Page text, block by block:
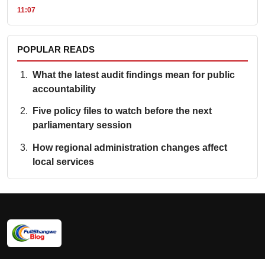
11:07
POPULAR READS
What the latest audit findings mean for public
accountability
Five policy files to watch before the next
parliamentary session
How regional administration changes affect
local services